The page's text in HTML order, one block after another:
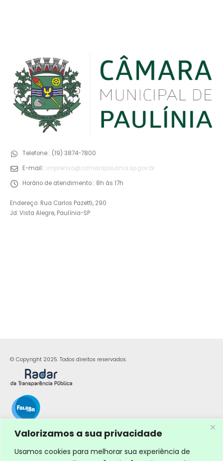
Valorizamos a sua privacidade
Usamos cookies para melhorar sua experiência de
Telefone:: (19) 3874-7800
E-mail:: imprensa@camarapaulinia.sp.gov.br
Horário de atendimento:: 8h às 17h
Endereço: Rua Carlos Pazetti, 290
Jd. Vista Alegre, Paulínia-SP
© Copyright 2025. Todos direitos reservados.